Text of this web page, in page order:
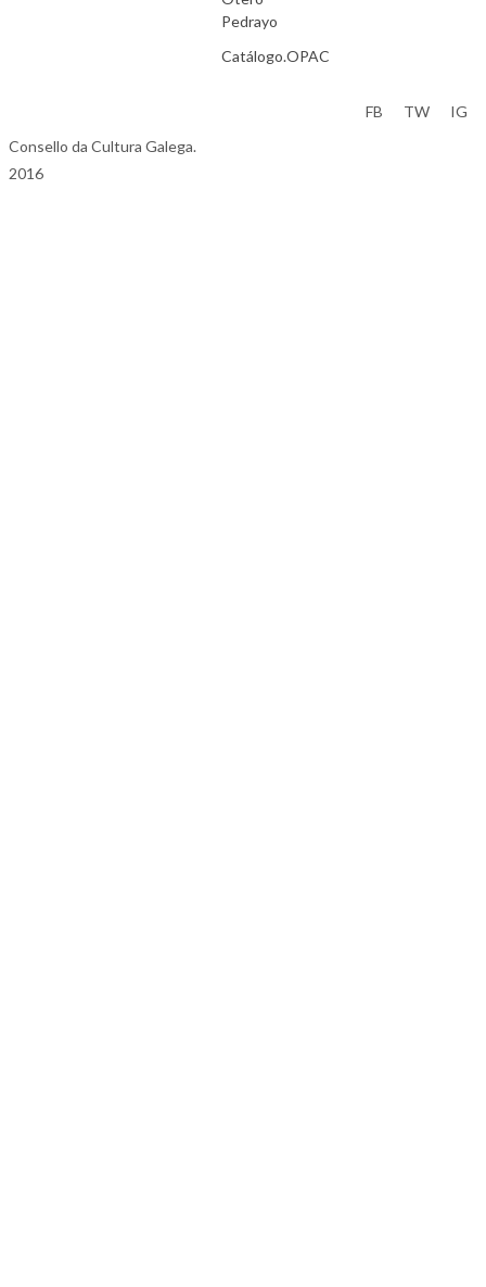
Pedrayo
Catálogo.OPAC
Consello da Cultura Galega.
2016
FB TW IG